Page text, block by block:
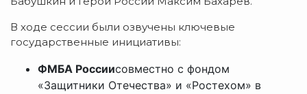
В ходе сессии были озвучены ключевые
государственные инициативы:
ФМБА Россиисовместно с фондом
«Защитники Отечества» и «Ростехом» в